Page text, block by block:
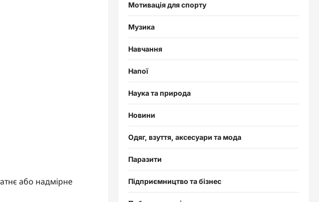
або надмірне
Мотивація для спорту
Музика
Навчання
Напої
Наука та природа
Новини
Одяг, взуття, аксесуари та мода
Паразити
Підприємництво та бізнес